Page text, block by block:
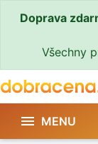
Doprava
Všechny
 MENU